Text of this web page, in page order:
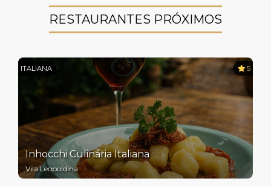
RESTAURANTES PRÓXIMOS
ITALIANA 5
Inhocchi Culinária Italiana
Vila Leopoldina